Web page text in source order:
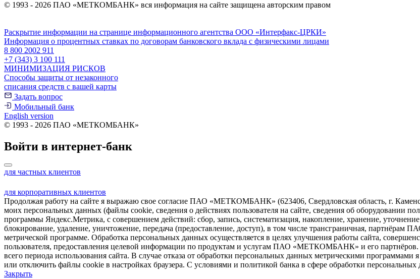
© 1993 - 2026 ПАО «МЕТКОМБАНК» вся информация на сайте защищена авторским правом
Раскрытие информации на странице информационного агентства ООО «Интерфакс-ЦРКИ»
Информация о процентных ставках по договорам банковского вклада с физическими лицами
8 800 2002 911
+7 (343) 3 100 111
МИНИМИЗАЦИЯ РИСКОВ
Способы защиты от незаконного
списания средств с вашей карты
Задать вопрос
Мобильный банк
English version
© 1993 - 2026 ПАО «МЕТКОМБАНК»
Войти в интернет-банк
для частных клиентов
для корпоративных клиентов
Продолжая работу на сайте я выражаю свое согласие ПАО «МЕТКОМБАНК» (623406, Свердловская область, г.
моих персональных данных (файлы cookie, сведения о действиях пользователя на сайте, сведения об оборудовании
программы Яндекс.Метрика, с совершением действий: сбор, запись, систематизация, накопление, хранение,
блокирование, удаление, уничтожение, передача (предоставление, доступ), в том числе трансграничная,
метрической программе. Обработка персональных данных осуществляется в целях улучшения работы сайта,
пользователя, предоставления целевой информации по продуктам и услугам ПАО «МЕТКОМБАНК» и его партнёров.
всего периода использования сайта. В случае отказа от обработки персональных данных метрическими
или отключить файлы cookie в настройках браузера. С условиями и политикой банка в сфере обработки
Закрыть